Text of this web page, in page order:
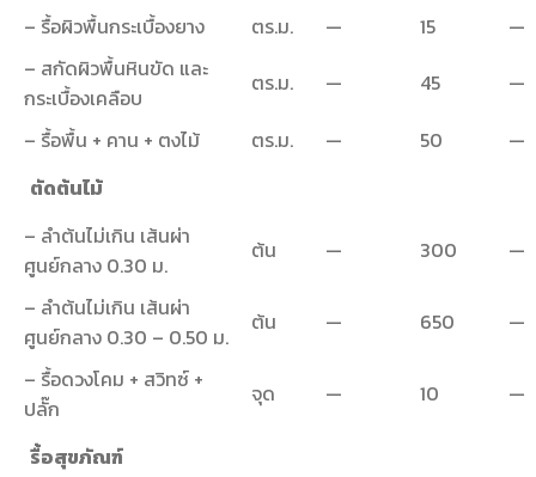
– รื้อผิวพื้นกระเบื้องยาง
ตร.ม. — 15
—
– สกัดผิวพื้นหินขัด และ
กระเบื้องเคลือบ
ตร.ม. — 45
—
– รื้อพื้น + คาน + ตงไม้
ตร.ม. — 50
—
ตัดต้นไม้
– ลำต้นไม่เกิน เส้นผ่า
ศูนย์กลาง 0.30 ม.
ต้น — 300
—
– ลำต้นไม่เกิน เส้นผ่า
ศูนย์กลาง 0.30 – 0.50 ม.
ต้น — 650
—
– รื้อดวงโคม + สวิทซ์ +
ปลั๊ก
จุด — 10 —
รื้อสุขภัณฑ์